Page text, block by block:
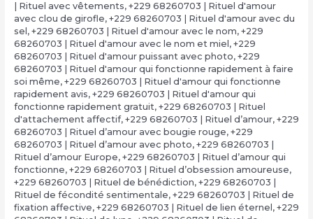
| Rituel avec vêtements, +229 68260703 | Rituel d'amour
avec clou de girofle, +229 68260703 | Rituel d'amour avec du
sel , +229 68260703 | Rituel d'amour avec le nom, +229
68260703 | Rituel d'amour avec le nom et miel , +229
68260703 | Rituel d'amour puissant avec photo, +229
68260703 | Rituel d'amour qui fonctionne rapidement à faire
soi même, +229 68260703 | Rituel d'amour qui fonctionne
rapidement avis, +229 68260703 | Rituel d'amour qui
fonctionne rapidement gratuit, +229 68260703 | Rituel
d'attachement affectif, +229 68260703 | Rituel d’amour, +229
68260703 | Rituel d’amour avec bougie rouge, +229
68260703 | Rituel d’amour avec photo, +229 68260703 |
Rituel d’amour Europe, +229 68260703 | Rituel d’amour qui
fonctionne, +229 68260703 | Rituel d’obsession amoureuse,
+229 68260703 | Rituel de bénédiction, +229 68260703 |
Rituel de fécondité sentimentale, +229 68260703 | Rituel de
fixation affective, +229 68260703 | Rituel de lien éternel , +229